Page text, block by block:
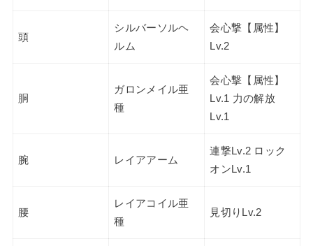
頭
シルバーソルヘ
ルム
会心撃【属性】
Lv.2
胴
ガロンメイル亜
種
会心撃【属性】
Lv.1 力の解放
Lv.1
腕 レイアアーム
連撃Lv.2 ロック
オンLv.1
腰
レイアコイル亜
種
見切りLv.2